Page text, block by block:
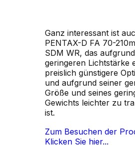
Ganz interessant ist
PENTAX-D FA 70-
SDM WR, das
geringeren Lichtstärke
preislich günstigere
und aufgrund seiner
Größe und seines
Gewichts leichter zu
ist.
Zum Besuchen der
Klicken Sie hier...